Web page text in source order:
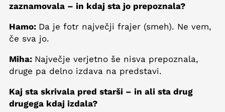
zaznamovala – in kdaj sta jo prepoznala?
Hamo: Da je fotr največji frajer (smeh). Ne vem,
če sva jo.
Miha: Največje verjetno še nisva prepoznala,
druge pa delno izdava na predstavi.
Kaj sta skrivala pred starši – in ali sta drug
drugega kdaj izdala?